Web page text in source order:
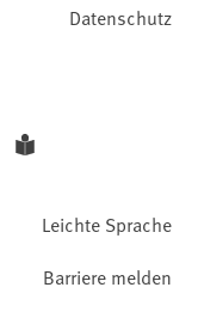
Datenschutz
Leichte Sprache
Barriere melden